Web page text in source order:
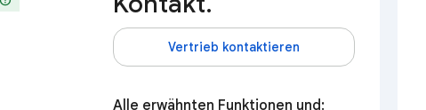
Vertrieb kontaktieren
Alle erwähnten Funktionen und: